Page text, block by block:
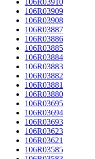
106R03910
106R03909
106R03908
106R03887
106R03886
106R03885
106R03884
106R03883
106R03882
106R03881
106R03880
106R03695
106R03694
106R03693
106R03623
106R03621
106R03585